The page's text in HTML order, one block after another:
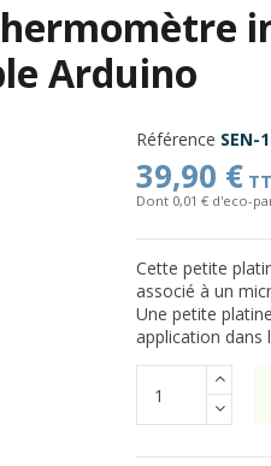
Arduino
Référence SEN-
39,90 €
Dont 0,01 € d'eco-
Cette petite
associé à un
Une petite
application dans